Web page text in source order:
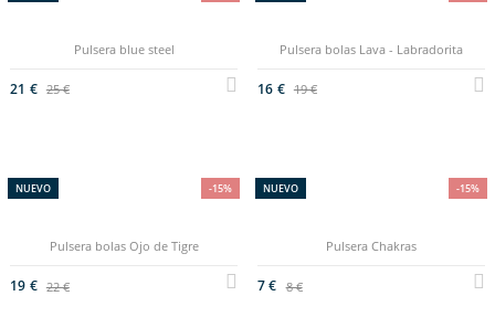
Pulsera blue steel
21 € 25 €
Pulsera bolas Lava - Labradorita
16 € 19 €
-15%
NUEVO
Pulsera bolas Ojo de Tigre
19 € 22 €
-15%
NUEVO
Pulsera Chakras
7 € 8 €